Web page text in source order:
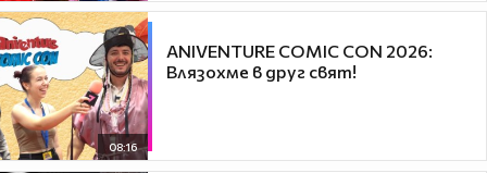
08:16
ANIVENTURE COMIC CON 2026:
Влязохме в друг свят!